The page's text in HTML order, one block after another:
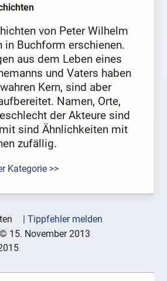
von Peter Wilhelm
in Buchform erschienen.
aus dem Leben eines
und Vaters haben
Kern, sind aber
Namen, Orte,
der Akteure sind
sind Ähnlichkeiten mit
zufällig.
Kategorie >>
| Tippfehler melden
© 15. November 2013